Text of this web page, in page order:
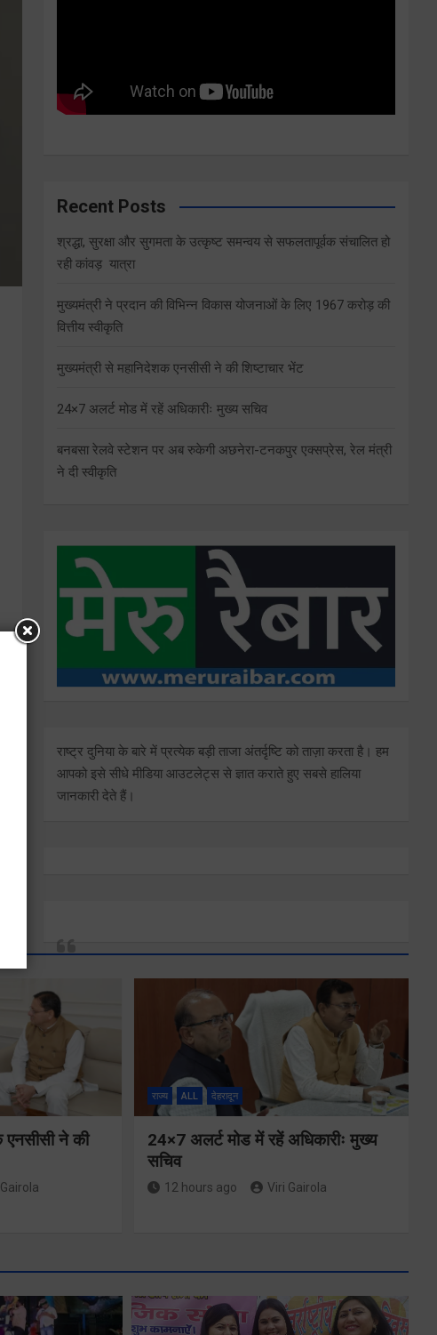
Recent Posts
श्रद्धा, सुरक्षा और सुगमता के उत्कृष्ट समन्वय से सफलतापूर्वक संचालित हो
रही कांवड़ यात्रा
मुख्यमंत्री ने प्रदान की विभिन्न विकास योजनाओं के लिए 1967 करोड़ की
वित्तीय स्वीकृति
मुख्यमंत्री से महानिदेशक एनसीसी ने की शिष्टाचार भेंट
24×7 अलर्ट मोड में रहें अधिकारीः मुख्य सचिव
बनबसा रेलवे स्टेशन पर अब रुकेगी अछनेरा-टनकपुर एक्सप्रेस, रेल मंत्री
ने दी स्वीकृति
राष्ट्र दुनिया के बारे में प्रत्येक बड़ी ताजा अंतर्दृष्टि को ताज़ा करता है। हम
आपको इसे सीधे मीडिया आउटलेट्स से ज्ञात कराते हुए सबसे हालिया
जानकारी देते हैं।
एनसीसी ने की
राज्य ALL देहरादून
24×7 अलर्ट मोड में रहें अधिकारीः मुख्य
सचिव
12 hours ago Viri Gairola